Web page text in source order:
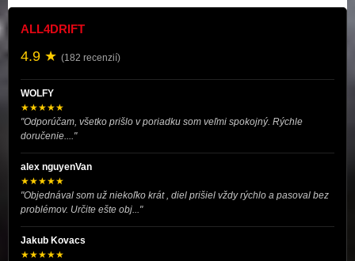
ALL4DRIFT
4.9 ★ (182 recenzií)
WOLFY
★★★★★
"Odporúčam, všetko prišlo v poriadku som veľmi spokojný. Rýchle
doručenie...."
alex nguyenVan
★★★★★
"Objednával som už niekoľko krát , diel prišiel vždy rýchlo a pasoval bez
problémov. Určite ešte obj..."
Jakub Kovacs
★★★★★